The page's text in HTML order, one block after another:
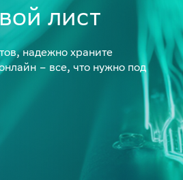
лист
надежно храните
– все, что нужно под